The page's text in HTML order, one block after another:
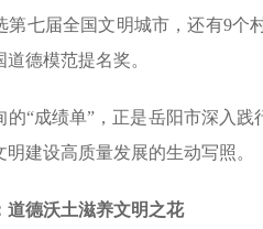
第七届全国文明城市，还有9个
德模范提名奖。
的“成绩单”，正是岳阳市深入
建设高质量发展的生动写照。
道德沃土滋养文明之花